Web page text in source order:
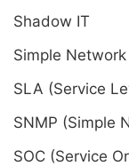
Shadow IT
Simple
SLA (Service
SNMP (Simple
SOC (Service